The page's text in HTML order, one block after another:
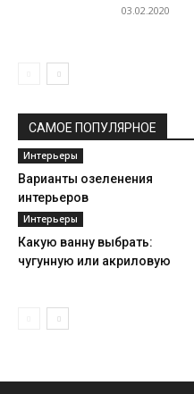
03.02.2020
САМОЕ ПОПУЛЯРНОЕ
Интерьеры
Варианты озеленения
интерьеров
Интерьеры
Какую ванну выбрать:
чугунную или акриловую